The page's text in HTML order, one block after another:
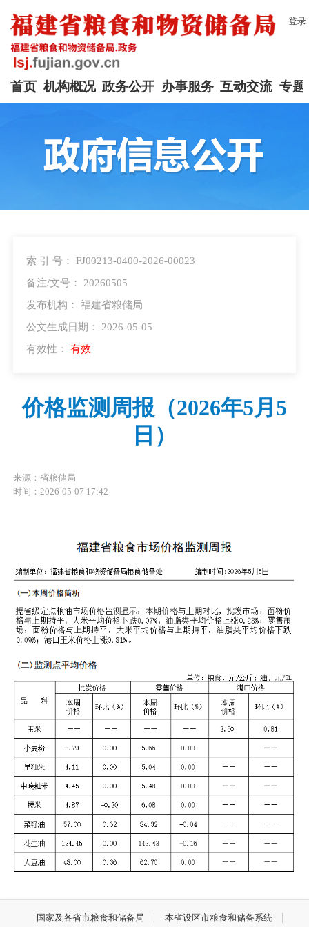
登录
首页 机构概况 政务公开 办事服务 互动交流 专题
索 引 号： FJ00213-0400-2026-00023
备注/文号： 20260505
发布机构： 福建省粮储局
公文生成日期： 2026-05-05
有效性： 有效
价格监测周报（2026年5月5
日）
来源：省粮储局
时间：2026-05-07 17:42
国家及各省市粮食和储备局 本省设区市粮食和储备系统